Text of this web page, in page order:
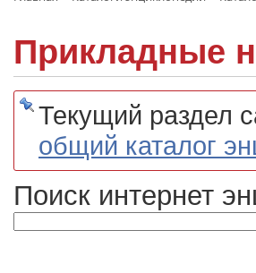
Прикладные
Текущий раздел
общий каталог
Поиск интернет